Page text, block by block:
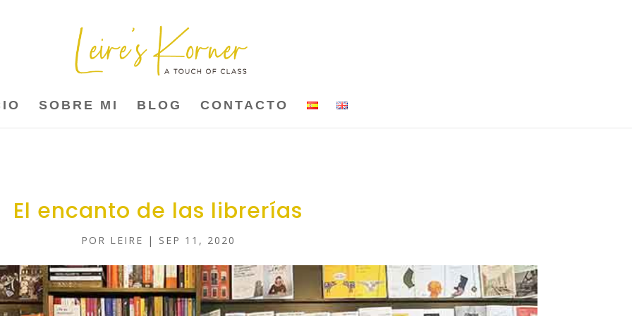
SOBRE MI BLOG CONTACTO
El encanto de las librerías
POR LEIRE | SEP 11, 2020